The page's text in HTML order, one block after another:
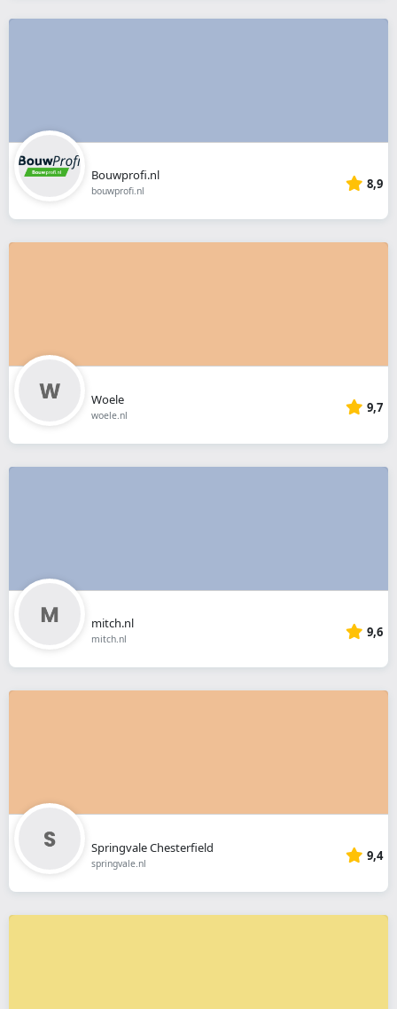
Bouwprofi.nl
bouwprofi.nl 8,9
Woele
woele.nl 9,7
mitch.nl
mitch.nl 9,6
Springvale Chesterfield
springvale.nl 9,4